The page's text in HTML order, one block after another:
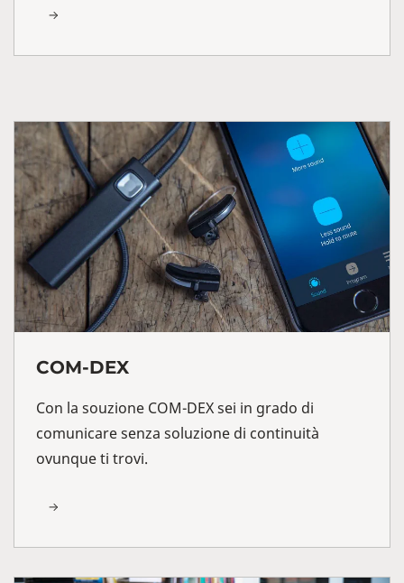
COM-DEX
Con la souzione COM-DEX sei in grado di
comunicare senza soluzione di continuità
ovunque ti trovi.